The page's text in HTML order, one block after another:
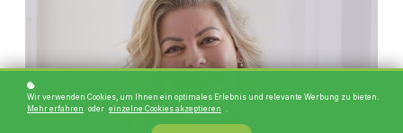
Wir verwenden Cookies, um Ihnen ein optimales Erlebnis und relevante Werbung zu bieten.
Mehr erfahren oder einzelne Cookies akzeptieren .